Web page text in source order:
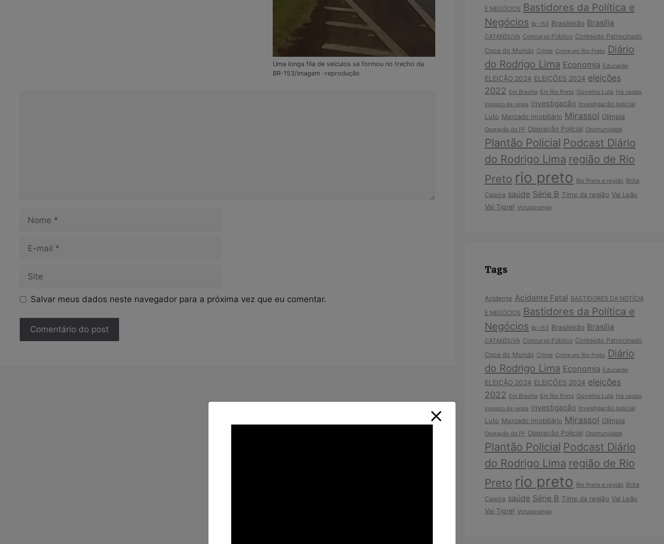
Uma longa fila de veículos se formou no trecho da
BR-153/imagem -reprodução
mail
Salvar meus dados neste navegador para a próxima vez que eu comentar.
E NEGÓCIOS Bastidores da Política e
Negócios Br-153 Brasileirão Brasília
CATANDUVA Concurso Público Conteúdo Patrocinado
Copa do Mundo Crime Crime em Rio Preto Diário
do Rodrigo Lima Economia Educação
ELEIÇÃO 2024 ELEIÇÕES 2024 eleições
2022 Em Brasília Em Rio Preto Governo Lula Há vagas
Imposto de renda investigação Investigação policial
Luto Mercado Imobiliário Mirassol Olímpia
Operação da PF Operação Policial Oportunidade
Plantão Policial Podcast Diário
do Rodrigo Lima região de Rio
Preto rio preto Rio Preto e região Rota
Caipira saúde Série B Time da região Vai Leão
Vai Tigre! Votuporanga
Tags
Acidente Acidente Fatal BASTIDORES DA NOTÍCIA
E NEGÓCIOS Bastidores da Política e
Negócios Br-153 Brasileirão Brasília
CATANDUVA Concurso Público Conteúdo Patrocinado
Copa do Mundo Crime Crime em Rio Preto Diário
do Rodrigo Lima Economia Educação
ELEIÇÃO 2024 ELEIÇÕES 2024 eleições
2022 Em Brasília Em Rio Preto Governo Lula Há vagas
Imposto de renda investigação Investigação policial
Luto Mercado Imobiliário Mirassol Olímpia
Operação da PF Operação Policial Oportunidade
Plantão Policial Podcast Diário
do Rodrigo Lima região de Rio
Preto rio preto Rio Preto e região Rota
Caipira saúde Série B Time da região Vai Leão
Vai Tigre! Votuporanga